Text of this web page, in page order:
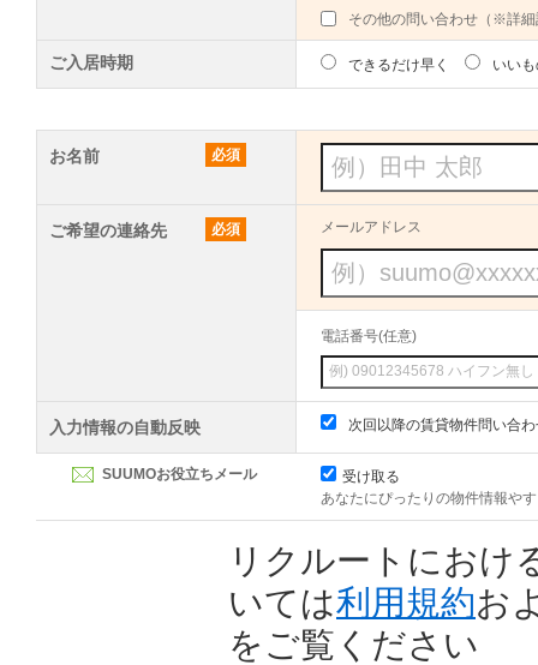
その他の問い合わせ（※詳
ご入居時期 できるだけ早く いい
お名前 必須
ご希望の連絡先 必須 メールアドレス
電話番号(任意)
入力情報の自動反映 次回以降の賃貸物件問い合
SUUMOお役立ちメール
受け取る
あなたにぴったりの物件情報や
リクルートにおけ
いては利用規約お
をご覧ください